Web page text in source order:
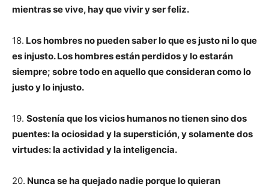
mientras se vive, hay que vivir y ser feliz.
18. Los hombres no pueden saber lo que es justo ni lo que
es injusto. Los hombres están perdidos y lo estarán
siempre; sobre todo en aquello que consideran como lo
justo y lo injusto.
19. Sostenía que los vicios humanos no tienen sino dos
puentes: la ociosidad y la superstición, y solamente dos
virtudes: la actividad y la inteligencia.
20. Nunca se ha quejado nadie porque lo quieran